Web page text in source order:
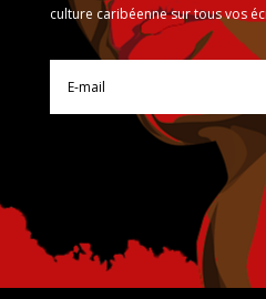
culture caribéenne sur tous vos